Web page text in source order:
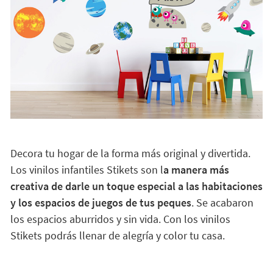
Decora tu hogar de la forma más original y divertida.
Los vinilos infantiles Stikets son la manera más
creativa de darle un toque especial a las habitaciones
y los espacios de juegos de tus peques. Se acabaron
los espacios aburridos y sin vida. Con los vinilos
Stikets podrás llenar de alegría y color tu casa.